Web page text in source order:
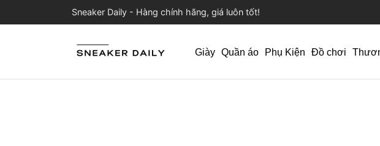
Sneaker Daily - Hàng chính hãng, giá luôn tốt!
Giày Quần áo Phụ Kiện Đồ chơi